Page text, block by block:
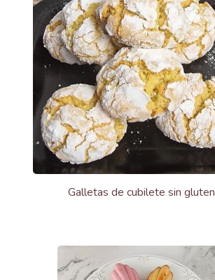
Galletas de cubilete sin gluten